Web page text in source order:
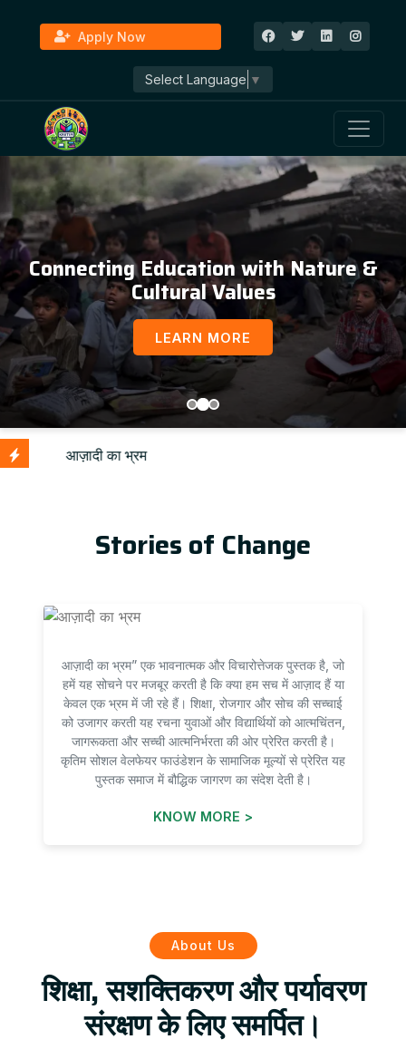
Apply Now
Select Language ▼
Connecting Education with Nature &
Cultural Values
LEARN MORE
Stories of Change
आज़ादी का भ्रम” एक भावनात्मक और विचारोत्तेजक पुस्तक है, जो
हमें यह सोचने पर मजबूर करती है कि क्या हम सच में आज़ाद हैं या
केवल एक भ्रम में जी रहे हैं। शिक्षा, रोजगार और सोच की सच्चाई
को उजागर करती यह रचना युवाओं और विद्यार्थियों को आत्मचिंतन,
जागरूकता और सच्ची आत्मनिर्भरता की ओर प्रेरित करती है।
कृतिम सोशल वेलफेयर फाउंडेशन के सामाजिक मूल्यों से प्रेरित यह
पुस्तक समाज में बौद्धिक जागरण का संदेश देती है।
KNOW MORE >
About Us
शिक्षा, सशक्तिकरण और पर्यावरण
संरक्षण के लिए समर्पित।